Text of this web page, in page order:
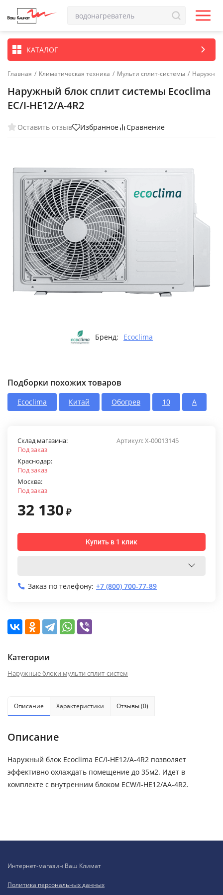
КАТАЛОГ
Главная / Климатическая техника / Мульти сплит-системы / Наружные
Наружный блок сплит системы Ecoclima
EC/I-HE12/A-4R2
Оставить отзыв Избранное Сравнение
Бренд: Ecoclima
Подборки похожих товаров
Ecoclima Китай Обогрев 10 A
Артикул:X-00013145
Склад магазина:
Под заказ
Краснодар:
Под заказ
Москва:
Под заказ
32 130 ₽
Купить в 1 клик
Заказ по телефону: +7 (800) 700-77-89
Категории
Наружные блоки мульти сплит-систем
Описание Характеристики Отзывы (0)
Описание
Наружный блок Ecoclima EC/I-HE12/A-4R2 позволяет
эффективно охлаждать помещение до 35м2. Идет в
комплекте с внутренним блоком ECW/I-HE12/AA-4R2.
Интернет-магазин Ваш Климат
Политика персональных данных